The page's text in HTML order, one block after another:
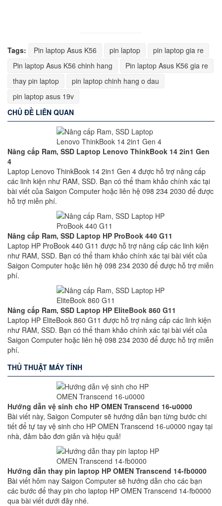
Tags: Pin laptop Asus K56 pin laptop
pin laptop gia re
Pin laptop Asus K56 chinh hang
Pin laptop Asus K56 gia re
thay pin laptop
pin laptop chinh hang o dau
pin laptop asus 19v
CHỦ ĐỀ LIÊN QUAN
Nâng cấp Ram, SSD Laptop Lenovo ThinkBook 14 2in1 Gen
4
Laptop Lenovo ThinkBook 14 2in1 Gen 4 được hỗ trợ nâng cấp
các linh kiện như RAM, SSD. Bạn có thể tham khảo chính xác tại
bài viết của Saigon Computer hoặc liên hệ 098 234 2030 để được
hỗ trợ miễn phí.
Nâng cấp Ram, SSD Laptop HP ProBook 440 G11
Laptop HP ProBook 440 G11 được hỗ trợ nâng cấp các linh kiện
như RAM, SSD. Bạn có thể tham khảo chính xác tại bài viết của
Saigon Computer hoặc liên hệ 098 234 2030 để được hỗ trợ miễn
phí.
Nâng cấp Ram, SSD Laptop HP EliteBook 860 G11
Laptop HP EliteBook 860 G11 được hỗ trợ nâng cấp các linh kiện
như RAM, SSD. Bạn có thể tham khảo chính xác tại bài viết của
Saigon Computer hoặc liên hệ 098 234 2030 để được hỗ trợ miễn
phí.
THỦ THUẬT MÁY TÍNH
Hướng dẫn vệ sinh cho HP OMEN Transcend 16-u0000
Bài viết này, Saigon Computer sẽ hướng dẫn bạn từng bước chi
tiết để tự tay vệ sinh cho HP OMEN Transcend 16-u0000 ngay tại
nhà, đảm bảo đơn giản và hiệu quả!
Hướng dẫn thay pin laptop HP OMEN Transcend 14-fb0000
Bài viết hôm nay Saigon Computer sẽ hướng dẫn cho các bạn
các bước để thay pin cho laptop HP OMEN Transcend 14-fb0000
qua bài viết dưới đây nhé.